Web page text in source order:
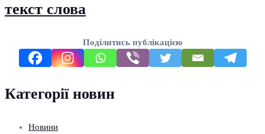
текст слова
Поділитись публікацією
Категорії новин
Новини